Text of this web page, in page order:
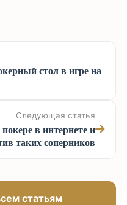
стол в игре на
Следующая статья
в интернете и
таких соперников
статьям